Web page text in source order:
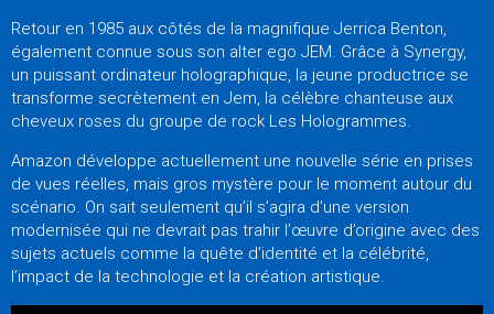
Retour en 1985 aux côtés de la magnifique Jerrica Benton,
également connue sous son alter ego JEM. Grâce à Synergy,
un puissant ordinateur holographique, la jeune productrice se
transforme secrètement en Jem, la célèbre chanteuse aux
cheveux roses du groupe de rock Les Hologrammes.
Amazon développe actuellement une nouvelle série en prises
de vues réelles, mais gros mystère pour le moment autour du
scénario. On sait seulement qu’il s’agira d’une version
modernisée qui ne devrait pas trahir l’œuvre d’origine avec des
sujets actuels comme la quête d’identité et la célébrité,
l’impact de la technologie et la création artistique.